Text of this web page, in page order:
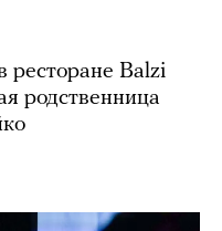
ресторане Balzi
родственница